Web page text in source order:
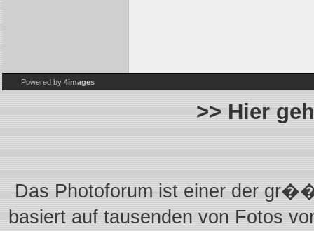
Powered by 4images
>> Hier
Das Photoforum ist einer der
basiert auf tausenden von Fotos